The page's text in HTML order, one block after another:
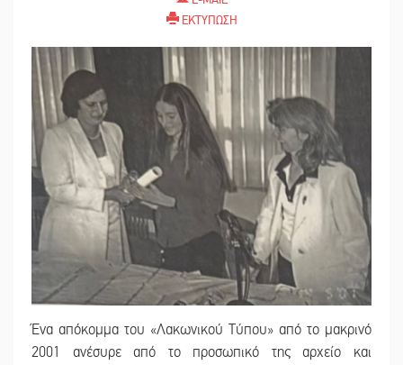
ΕΚΤΥΠΩΣΗ
Ένα απόκομμα του «Λακωνικού Τύπου» από το μακρινό
2001 ανέσυρε από το προσωπικό της αρχείο και